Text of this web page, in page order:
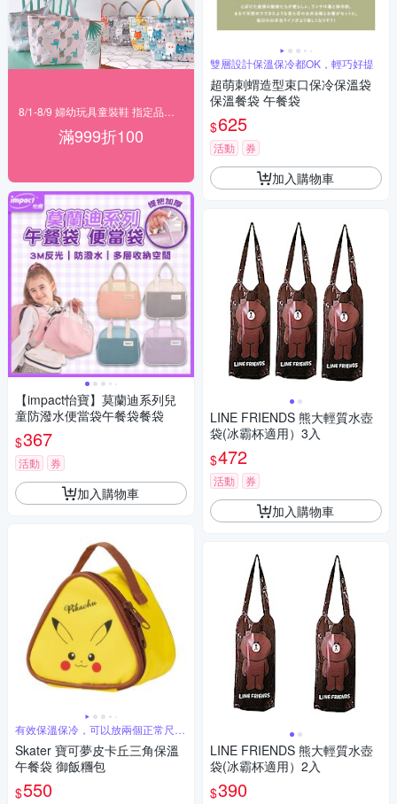
滿999折100
【impact怡寶】莫蘭迪系列兒
童防潑水便當袋午餐袋餐袋
$367
活動 券
加入購物車
有效保溫保冷，可以放兩個正常尺寸
飯糰
Skater 寶可夢皮卡丘三角保溫
午餐袋 御飯糰包
$550
雙層設計保溫保冷都OK，輕巧好提
超萌刺蝟造型束口保冷保溫袋
保溫餐袋 午餐袋
$625
活動 券
加入購物車
LINE FRIENDS 熊大輕質水壺
袋(冰霸杯適用）3入
$472
活動 券
加入購物車
LINE FRIENDS 熊大輕質水壺
袋(冰霸杯適用）2入
$390